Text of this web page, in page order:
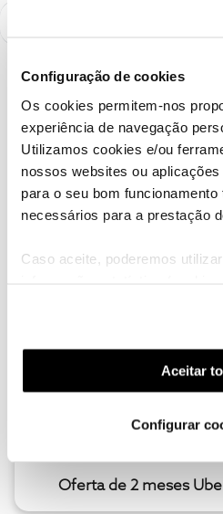
Configuração de cookies
Os cookies permitem-nos
experiência de navegação
Utilizamos cookies e/ou
nossos websites ou
para o seu bom
necessários para a prestação
Caso aceite, poderemos
funcionalidades (cookies de
funcionalidade) e adaptar
(cookies de publicidade
utilização dos cookies clicando
Aceitar
Configurar
A poupança que
Oferta de 2 meses